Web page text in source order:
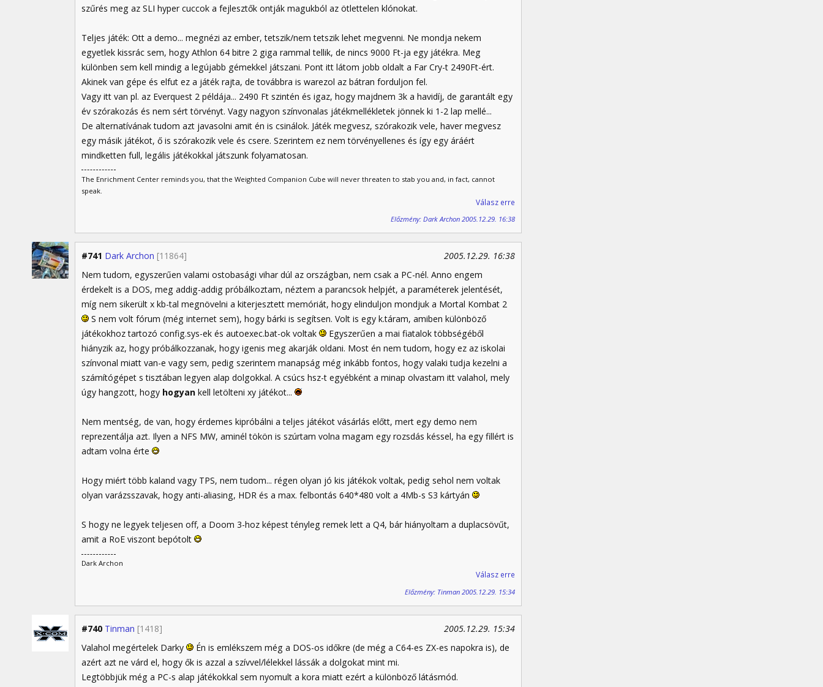
szűrés meg az SLI hyper cuccok a fejlesztők ontják magukból az ötlettelen klónokat.
Teljes játék: Ott a demo... megnézi az ember, tetszik/nem tetszik lehet megvenni. Ne mondja nekem
egyetlek kissrác sem, hogy Athlon 64 bitre 2 giga rammal tellik, de nincs 9000 Ft-ja egy játékra. Meg
különben sem kell mindig a legújabb gémekkel játszani. Pont itt látom jobb oldalt a Far Cry-t 2490Ft-ért.
Akinek van gépe és elfut ez a játék rajta, de továbbra is warezol az bátran forduljon fel.
Vagy itt van pl. az Everquest 2 példája... 2490 Ft szintén és igaz, hogy majdnem 3k a havidíj, de garantált egy
év szórakozás és nem sért törvényt. Vagy nagyon színvonalas játékmellékletek jönnek ki 1-2 lap mellé...
De alternatívának tudom azt javasolni amit én is csinálok. Játék megvesz, szórakozik vele, haver megvesz
egy másik játékot, ő is szórakozik vele és csere. Szerintem ez nem törvényellenes és így egy áráért
mindketten full, legális játékokkal játszunk folyamatosan.
The Enrichment Center reminds you, that the Weighted Companion Cube will never threaten to stab you and, in fact, cannot
speak.
Válasz erre
Előzmény: Dark Archon 2005.12.29. 16:38
#741 Dark Archon [11864]
2005.12.29. 16:38
Nem tudom, egyszerűen valami ostobasági vihar dúl az országban, nem csak a PC-nél. Anno engem
érdekelt is a DOS, meg addig-addig próbálkoztam, néztem a parancsok helpjét, a paraméterek jelentését,
míg nem sikerült x kb-tal megnövelni a kiterjesztett memóriát, hogy elinduljon mondjuk a Mortal Kombat 2
S nem volt fórum (még internet sem), hogy bárki is segítsen. Volt is egy k.táram, amiben különböző
játékokhoz tartozó config.sys-ek és autoexec.bat-ok voltak
Egyszerűen a mai fiatalok többségéből
hiányzik az, hogy próbálkozzanak, hogy igenis meg akarják oldani. Most én nem tudom, hogy ez az iskolai
színvonal miatt van-e vagy sem, pedig szerintem manapság még inkább fontos, hogy valaki tudja kezelni a
számítógépet s tisztában legyen alap dolgokkal. A csúcs hsz-t egyébként a minap olvastam itt valahol, mely
úgy hangzott, hogy hogyan kell letölteni xy játékot...
Nem mentség, de van, hogy érdemes kipróbálni a teljes játékot vásárlás előtt, mert egy demo nem
reprezentálja azt. Ilyen a NFS MW, aminél tökön is szúrtam volna magam egy rozsdás késsel, ha egy fillért is
adtam volna érte
Hogy miért több kaland vagy TPS, nem tudom... régen olyan jó kis játékok voltak, pedig sehol nem voltak
olyan varázsszavak, hogy anti-aliasing, HDR és a max. felbontás 640*480 volt a 4Mb-s S3 kártyán
S hogy ne legyek teljesen off, a Doom 3-hoz képest tényleg remek lett a Q4, bár hiányoltam a duplacsövűt,
amit a RoE viszont bepótolt
Dark Archon
Válasz erre
Előzmény: Tinman 2005.12.29. 15:34
#740 Tinman [1418]
2005.12.29. 15:34
Valahol megértelek Darky
Én is emlékszem még a DOS-os időkre (de még a C64-es ZX-es napokra is), de
azért azt ne várd el, hogy ők is azzal a szívvel/lélekkel lássák a dolgokat mint mi.
Legtöbbjük még a PC-s alap játékokkal sem nyomult a kora miatt ezért a különböző látásmód.